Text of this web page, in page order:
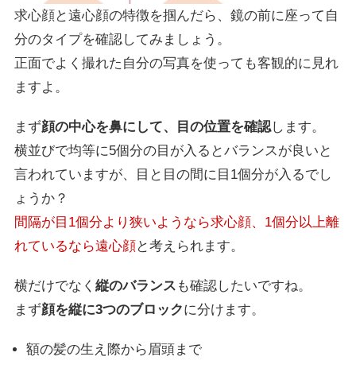
求心顔と遠心顔の特徴を掴んだら、鏡の前に座って自
分のタイプを確認してみましょう。
正面でよく撮れた自分の写真を使っても客観的に見れ
ますよ。
まず顔の中心を鼻にして、目の位置を確認します。
横並びで均等に5個分の目が入るとバランスが良いと
言われていますが、目と目の間に目1個分が入るでし
ょうか？
間隔が目1個分より狭いようなら求心顔、1個分以上離
れているなら遠心顔と考えられます。
横だけでなく縦のバランス も確認したいですね。
まず顔を縦に3つのブロックに分けます。
額の髪の生え際から眉頭まで